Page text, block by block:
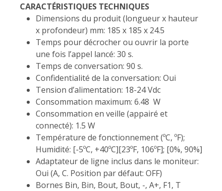
CARACTÉRISTIQUES TECHNIQUES
Dimensions du produit (longueur x hauteur
x profondeur) mm: 185 x 185 x 24.5
Temps pour décrocher ou ouvrir la porte
une fois l’appel lancé: 30 s.
Temps de conversation: 90 s.
Confidentialité de la conversation: Oui
Tension d’alimentation: 18-24 Vdc
Consommation maximum: 6.48 W
Consommation en veille (appairé et
connecté): 1.5 W
Température de fonctionnement (ºC, ºF);
Humidité: [-5ºC, +40ºC][23ºF, 106ºF]; [0%, 90%]
Adaptateur de ligne inclus dans le moniteur:
Oui (A, C. Position par défaut: OFF)
Bornes Bin, Bin, Bout, Bout, -, A+, F1, T